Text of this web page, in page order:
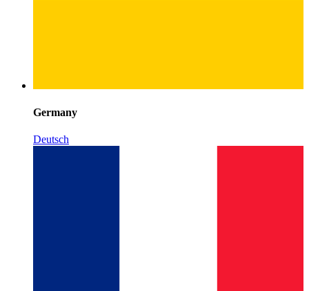
Germany
Deutsch